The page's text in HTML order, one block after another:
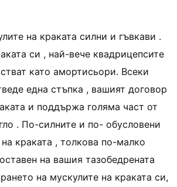
на краката силни и гъвкави .
си , най-вече квадрицепсите
като амортисьори. Всеки
една стъпка , вашият договор
и поддържа голяма част от
. По-силните и по- обусловени
краката , толкова по-малко
на вашия тазобедрената
на мускулите на краката си,